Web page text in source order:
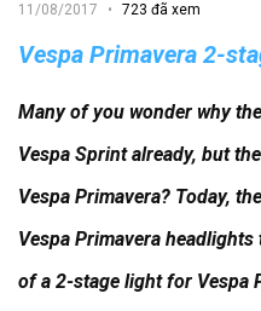
11/08/2017 723 đã xem
Vespa Primavera 2-
Many of you wonder why
Vespa Sprint already, but
Vespa Primavera? Today,
Vespa Primavera
of a 2-stage light for Vespa